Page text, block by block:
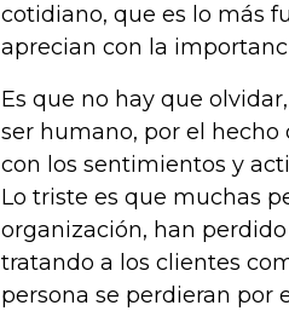
cotidiano, que es lo más
aprecian con la
Es que no hay que
ser humano, por el hecho
con los sentimientos y
Lo triste es que muchas
organización, han
tratando a los clientes
persona se perdieran por